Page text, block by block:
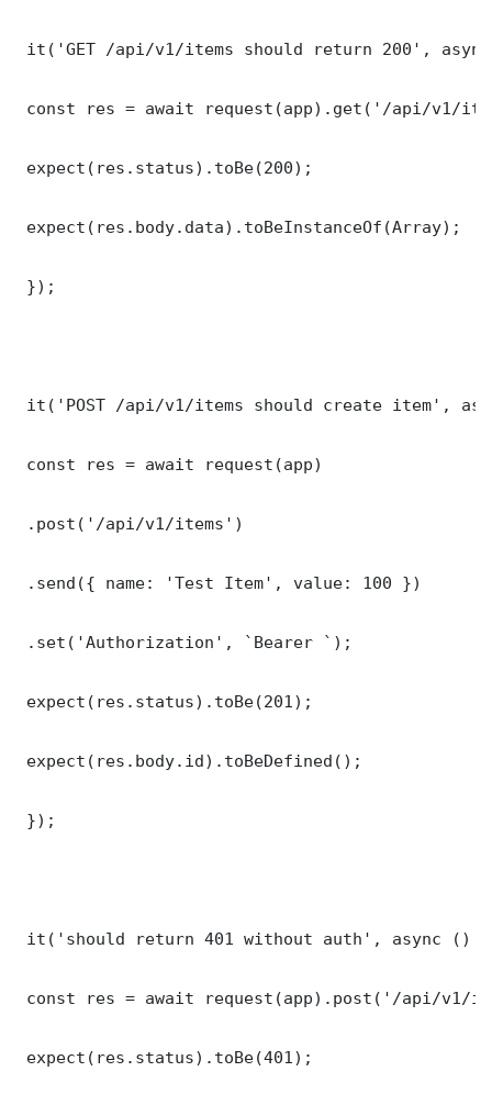
it('GET /api/v1/items should return 200',
const res = await request(app).get('/api/v1/
expect(res.status).toBe(200);
expect(res.body.data).toBeInstanceOf(Array);
});
it('POST /api/v1/items should create item',
const res = await request(app)
.post('/api/v1/items')
.send({ name: 'Test Item', value: 100 })
.set('Authorization', `Bearer `);
expect(res.status).toBe(201);
expect(res.body.id).toBeDefined();
});
it('should return 401 without auth', async ()
const res = await request(app).post('/api/v1/
expect(res.status).toBe(401);